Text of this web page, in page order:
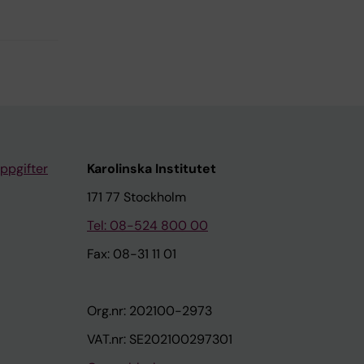
Karolinska Institutet
171 77 Stockholm
Tel: 08-524 800 00
Fax: 08-31 11 01
Org.nr: 202100-2973
VAT.nr: SE202100297301